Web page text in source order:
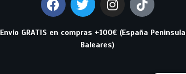
Envío GRATIS en compras +100€ (España
Baleares)